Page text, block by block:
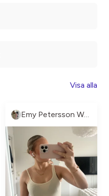
Visa alla
Emy Petersson Wennborg